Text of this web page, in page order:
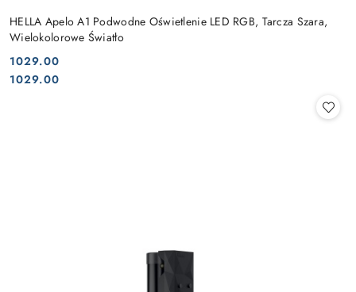
HELLA Apelo A1 Podwodne Oświetlenie LED RGB, Tarcza Szara,
Wielokolorowe Światło
Cena:
1029.00
Cena:
1029.00